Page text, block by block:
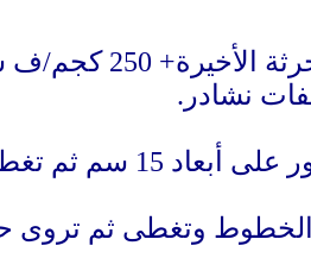
تحرث الأرض من 3:2 مرات متعامدة مع إضافة من 20 -25 م3 /ف سماد بلدى
تقسم الأرض إلى أحواض 3 × 3 متر وتزرع البذور وتغطى فى الأراضى الخفيفة أو فى سطور
على ظهر الخطوط وتغطى ثم